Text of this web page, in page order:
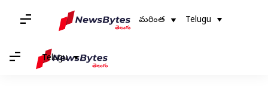
మరింత Telugu
Telugu